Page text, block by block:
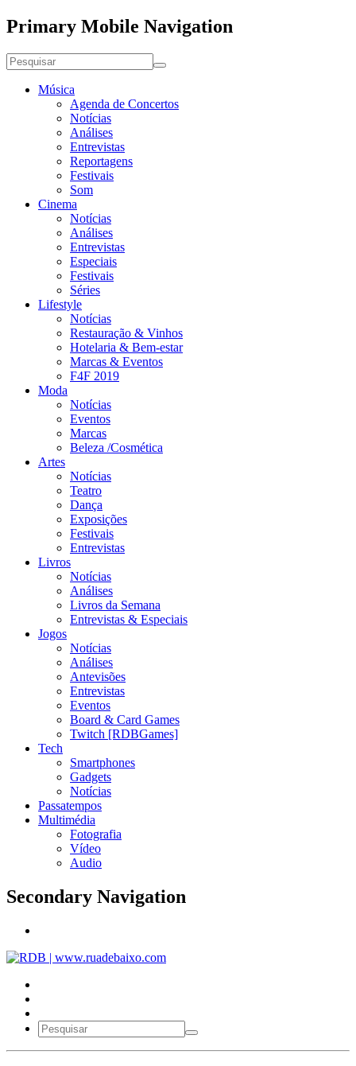
Primary Mobile Navigation
Música
Agenda de Concertos
Notícias
Análises
Entrevistas
Reportagens
Festivais
Som
Cinema
Notícias
Análises
Entrevistas
Especiais
Festivais
Séries
Lifestyle
Notícias
Restauração & Vinhos
Hotelaria & Bem-estar
Marcas & Eventos
F4F 2019
Moda
Notícias
Eventos
Marcas
Beleza /Cosmética
Artes
Notícias
Teatro
Dança
Exposições
Festivais
Entrevistas
Livros
Notícias
Análises
Livros da Semana
Entrevistas & Especiais
Jogos
Notícias
Análises
Antevisões
Entrevistas
Eventos
Board & Card Games
Twitch [RDBGames]
Tech
Smartphones
Gadgets
Notícias
Passatempos
Multimédia
Fotografia
Vídeo
Audio
Secondary Navigation